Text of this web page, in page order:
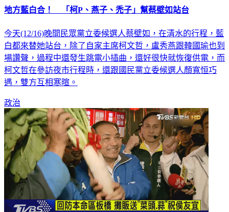
地方藍白合！ 「柯P、燕子、禿子」幫蔡壁如站台
今天(12/16)晚間民眾黨立委候選人蔡壁如，在清水的行程，藍
白都來替她站台，除了自家主席柯文哲，盧秀燕跟韓國瑜也到
場讚聲，過程中還發生跳電小插曲，還好很快就恢復供電，而
柯文哲在參訪夜市行程時，還跟國民黨立委候選人顏寬恒巧
遇，雙方互相寒暄。
政治